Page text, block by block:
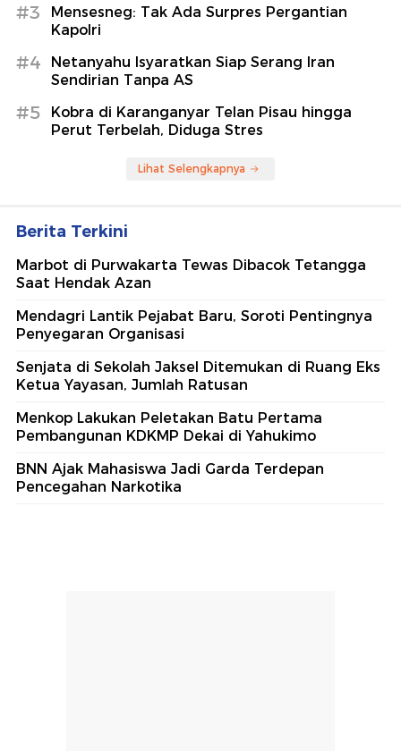
#3
Mensesneg: Tak Ada Surpres Pergantian
Kapolri
#4
Netanyahu Isyaratkan Siap Serang Iran
Sendirian Tanpa AS
#5
Kobra di Karanganyar Telan Pisau hingga
Perut Terbelah, Diduga Stres
Lihat Selengkapnya
Berita Terkini
Marbot di Purwakarta Tewas Dibacok Tetangga
Saat Hendak Azan
Mendagri Lantik Pejabat Baru, Soroti Pentingnya
Penyegaran Organisasi
Senjata di Sekolah Jaksel Ditemukan di Ruang Eks
Ketua Yayasan, Jumlah Ratusan
Menkop Lakukan Peletakan Batu Pertama
Pembangunan KDKMP Dekai di Yahukimo
BNN Ajak Mahasiswa Jadi Garda Terdepan
Pencegahan Narkotika